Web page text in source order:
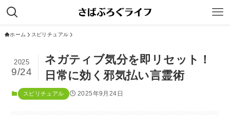
ホーム スピリチュアル
ネガティブ気分を即リセット！
日常に効く邪気払い言霊術
2025
9/24
スピリチュアル 2025年9月24日